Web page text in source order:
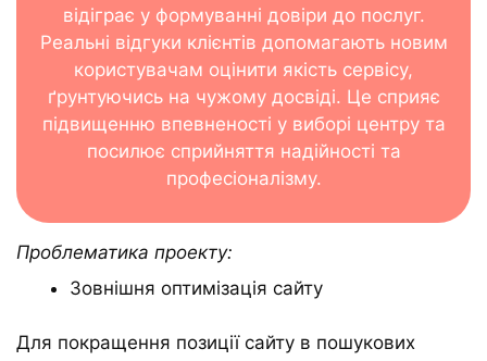
відіграє у формуванні довіри до послуг.
Реальні відгуки клієнтів допомагають новим
користувачам оцінити якість сервісу,
ґрунтуючись на чужому досвіді. Це сприяє
підвищенню впевненості у виборі центру та
посилює сприйняття надійності та
професіоналізму.
Проблематика проекту:
Зовнішня оптимізація сайту
Для покращення позиції сайту в пошукових